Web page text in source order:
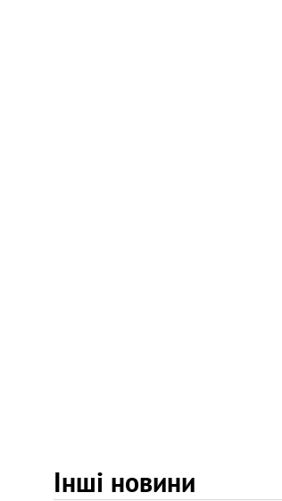
Інші новини